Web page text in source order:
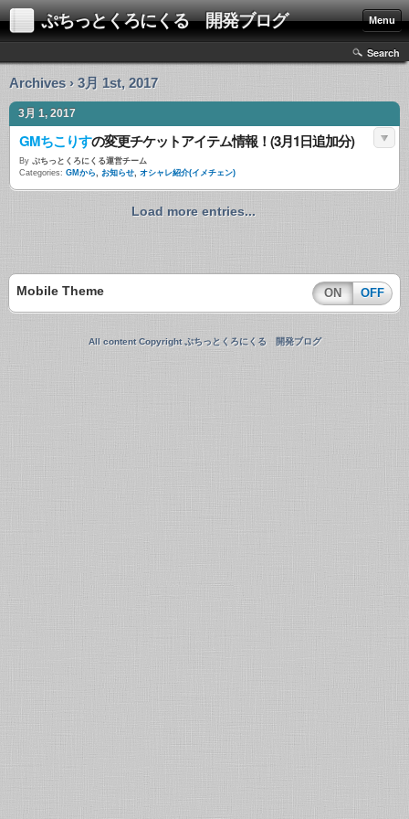
ぷちっとくろにくる 開発ブログ Menu
Search
Archives › 3月 1st, 2017
3月 1, 2017
GMちこりすの変更チケットアイテム情報！(3月1日追加分)
By ぷちっとくろにくる運営チーム
Categories: GMから, お知らせ, オシャレ紹介(イメチェン)
Load more entries...
Mobile Theme ON OFF
All content Copyright ぷちっとくろにくる 開発ブログ